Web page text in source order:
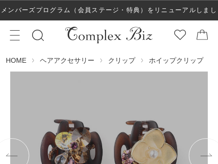
メンバーズプログラム（会員ステージ・特典）をリニューアルしまし
た！
HOME ヘアアクセサリー クリップ ホイップクリップ